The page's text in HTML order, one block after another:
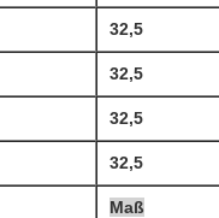
32,5
32,5
32,5
32,5
Maß